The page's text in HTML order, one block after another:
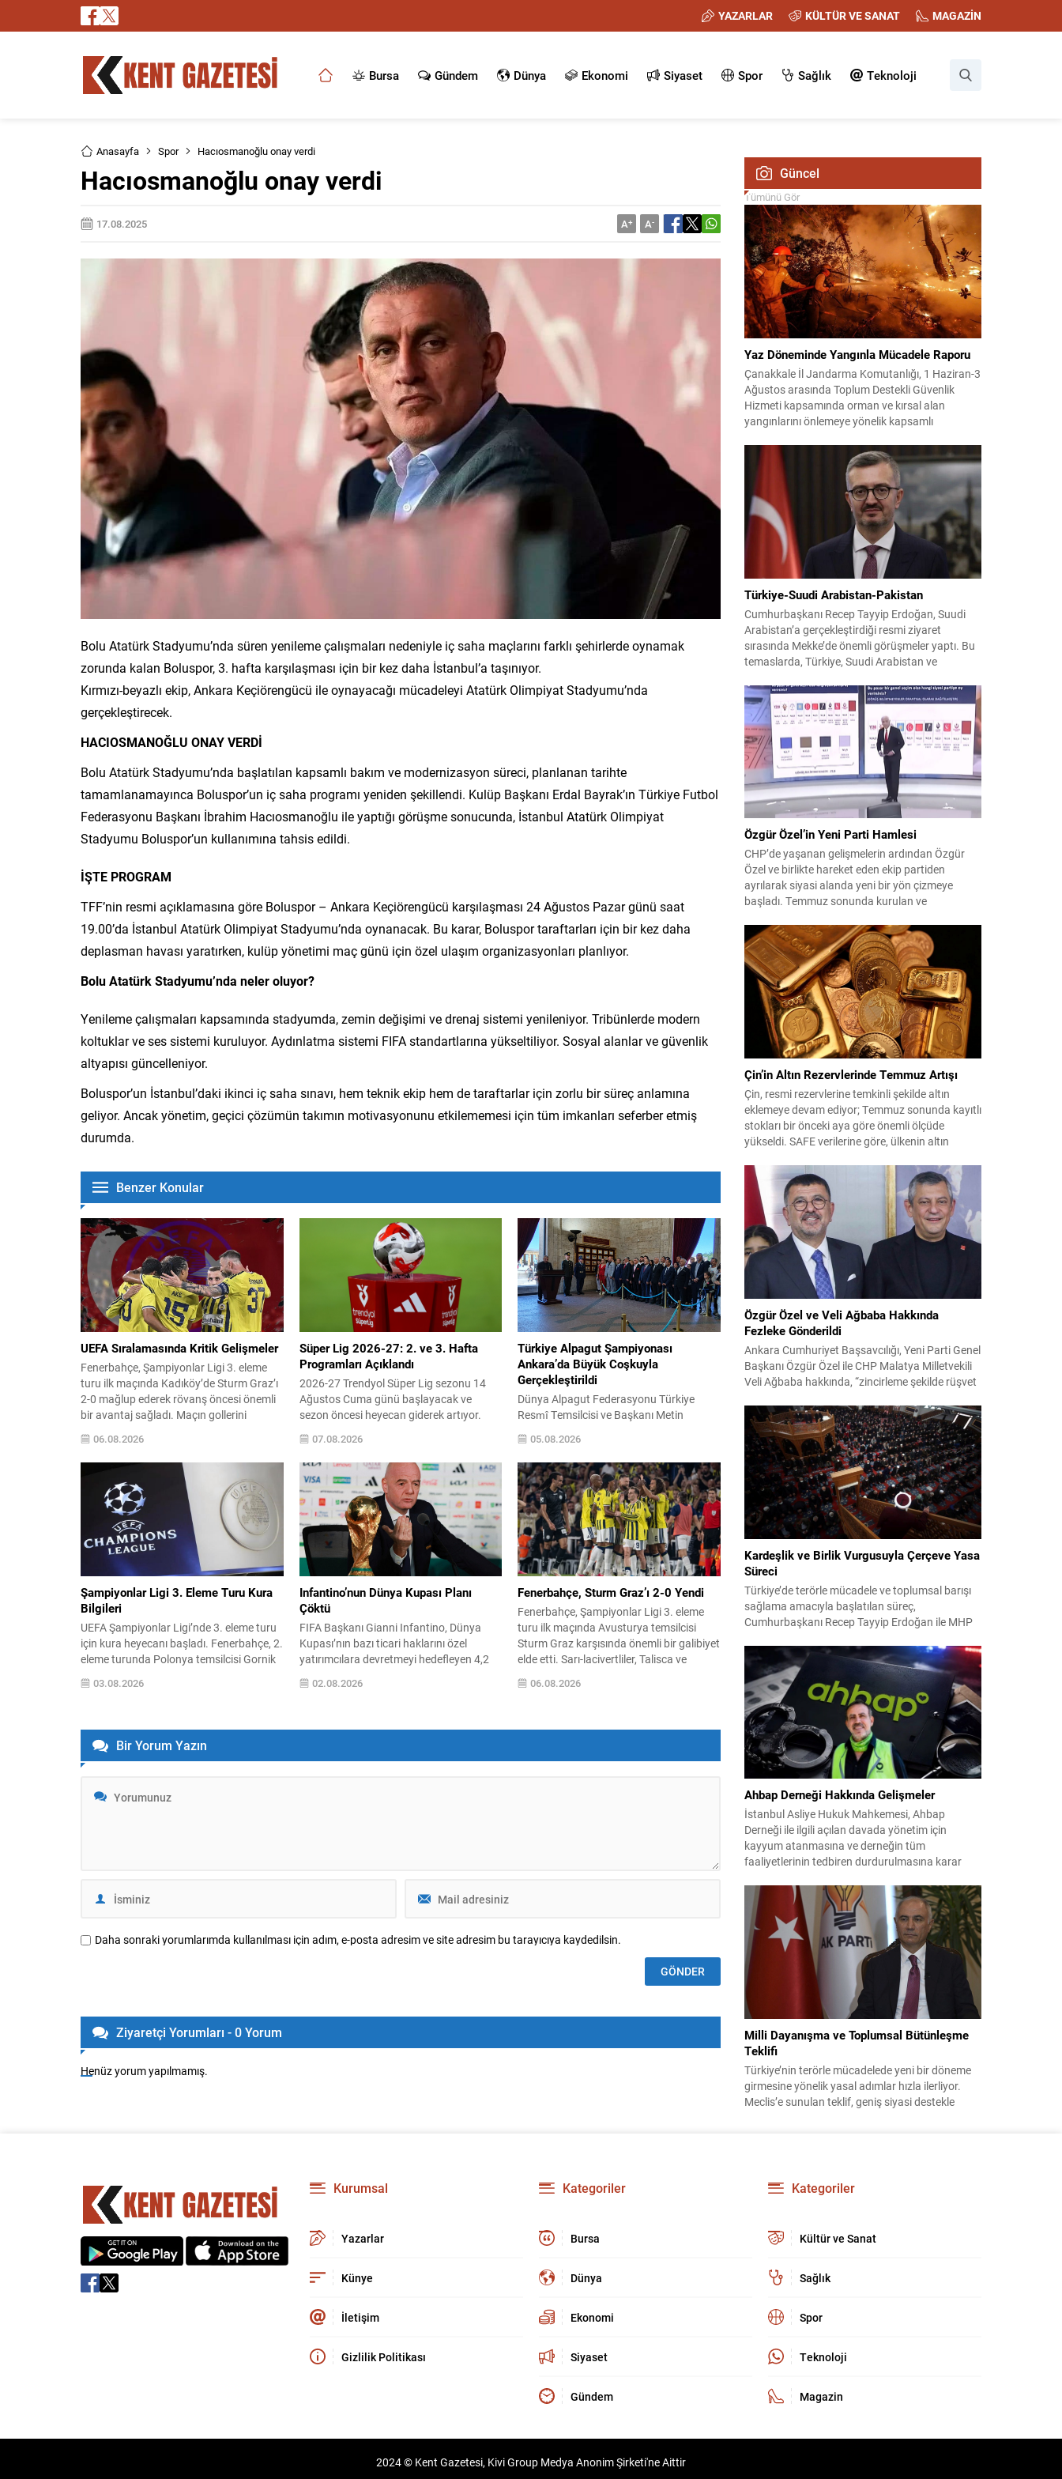
YAZARLAR KÜLTÜR VE SANAT MAGAZİN
Bursa Gündem Dünya Ekonomi Siyaset Spor Sağlık Teknoloji
Anasayfa Spor Hacıosmanoğlu onay verdi
Hacıosmanoğlu onay verdi
17.08.2025 A+ A-
Bolu Atatürk Stadyumu’nda süren yenileme çalışmaları nedeniyle iç saha maçlarını farklı şehirlerde oynamak
zorunda kalan Boluspor, 3. hafta karşılaşması için bir kez daha İstanbul’a taşınıyor.
Kırmızı-beyazlı ekip, Ankara Keçiörengücü ile oynayacağı mücadeleyi Atatürk Olimpiyat Stadyumu’nda
gerçekleştirecek.
HACIOSMANOĞLU ONAY VERDİ
Bolu Atatürk Stadyumu’nda başlatılan kapsamlı bakım ve modernizasyon süreci, planlanan tarihte
tamamlanamayınca Boluspor’un iç saha programı yeniden şekillendi. Kulüp Başkanı Erdal Bayrak’ın Türkiye Futbol
Federasyonu Başkanı İbrahim Hacıosmanoğlu ile yaptığı görüşme sonucunda, İstanbul Atatürk Olimpiyat
Stadyumu Boluspor’un kullanımına tahsis edildi.
İŞTE PROGRAM
TFF’nin resmi açıklamasına göre Boluspor – Ankara Keçiörengücü karşılaşması 24 Ağustos Pazar günü saat
19.00’da İstanbul Atatürk Olimpiyat Stadyumu’nda oynanacak. Bu karar, Boluspor taraftarları için bir kez daha
deplasman havası yaratırken, kulüp yönetimi maç günü için özel ulaşım organizasyonları planlıyor.
Bolu Atatürk Stadyumu’nda neler oluyor?
Yenileme çalışmaları kapsamında stadyumda, zemin değişimi ve drenaj sistemi yenileniyor. Tribünlerde modern
koltuklar ve ses sistemi kuruluyor. Aydınlatma sistemi FIFA standartlarına yükseltiliyor. Sosyal alanlar ve güvenlik
altyapısı güncelleniyor.
Boluspor’un İstanbul’daki ikinci iç saha sınavı, hem teknik ekip hem de taraftarlar için zorlu bir süreç anlamına
geliyor. Ancak yönetim, geçici çözümün takımın motivasyonunu etkilememesi için tüm imkanları seferber etmiş
durumda.
Benzer Konular
UEFA Sıralamasında Kritik Gelişmeler
Fenerbahçe, Şampiyonlar Ligi 3. eleme
turu ilk maçında Kadıköy’de Sturm Graz’ı
2-0 mağlup ederek rövanş öncesi önemli
bir avantaj sağladı. Maçın gollerini
Anderson Talisca ve Mason Greenwood
kaydetti; sarı-lacivertliler 11 Ağustos Salı
günü yapılacak rövanş önünde moralli.
Bu galibiyet, Türkiye’nin UEFA ülke puanı
tablosunda da etkisini hissettirebilir.
Avrupa sahnesindeki diğer...
06.08.2026
Süper Lig 2026-27: 2. ve 3. Hafta
Programları Açıklandı
2026-27 Trendyol Süper Lig sezonu 14
Ağustos Cuma günü başlayacak ve
sezon öncesi heyecan giderek artıyor.
TFF’den gelen duyuruyla birlikte, ligdeki 2.
ve 3. hafta maç takvimleri resmi olarak
paylaşıldı. Yeni sezona dair planlamalar
ve fikstür detayları taraftarlar ve kulüpler
tarafından yakından takip ediliyor.
Aşağıda TFF’nin açıkladığı 2. ve 3....
07.08.2026
Türkiye Alpagut Şampiyonası
Ankara’da Büyük Coşkuyla
Gerçekleştirildi
Dünya Alpagut Federasyonu Türkiye
Resmî Temsilcisi ve Başkanı Metin
Karadeniz: “Türkiye Alpagut
Şampiyonası, Türk Savaş Sanatlarının
Gücünü ve Birliğini Dünyaya Bir Kez Daha
Gösterdi” Dünya Alpagut Federasyonu
Türkiye Resmî Temsilciliği tarafından
organize edilen 2026 Türkiye Alpagut
Şampiyonası, 30 Temmuz–2 Ağustos
2026 tarihleri arasında Ankara Keçiören
Taha Akgül Spor Salonu’nda büyük...
05.08.2026
Şampiyonlar Ligi 3. Eleme Turu Kura
Bilgileri
UEFA Şampiyonlar Ligi’nde 3. eleme turu
için kura heyecanı başladı. Fenerbahçe, 2.
eleme turunda Polonya temsilcisi Gornik
Zabrze’yi eledikten sonra, bir sonraki
turda Avusturya ekibi Sturm Graz ile
Ağustos 2026 Pazartesi günü saat
13.00‘te İsviçre’nin Nyon kentindeki UEFA
Genel Merkezi’nde...
03.08.2026
Infantino’nun Dünya Kupası Planı
Çöktü
FIFA Başkanı Gianni Infantino, Dünya
Kupası’nın bazı ticari haklarını özel
yatırımcılara devretmeyi hedefleyen 4,2
milyar dolarlık planını geri çekmek
zorunda kalarak futbol yönetiminde ciddi
02.08.2026
Fenerbahçe, Sturm Graz’ı 2-0 Yendi
Fenerbahçe, Şampiyonlar Ligi 3. eleme
turu ilk maçında Avusturya temsilcisi
Sturm Graz karşısında önemli bir galibiyet
elde etti. Sarı-lacivertliler, Talisca ve
Greenwood’un attığı gollerle sahadan 2-0
üstün ayrıldı ve rövanş öncesi avantaj
06.08.2026
Bir Yorum Yazın
Daha sonraki yorumlarımda kullanılması için adım, e-posta adresim ve site adresim bu tarayıcıya kaydedilsin.
Ziyaretçi Yorumları - 0 Yorum
Henüz yorum yapılmamış.
Güncel
Tümünü Gör
Yaz Döneminde Yangınla Mücadele Raporu
Çanakkale İl Jandarma Komutanlığı, 1 Haziran-3
Ağustos arasında Toplum Destekli Güvenlik
Hizmeti kapsamında orman ve kırsal alan
yangınlarını önlemeye yönelik kapsamlı
görev yapan 178 tim ve 742 personel, sahada
aktif olarak halkı bilinçlendirdi ve denetim
faaliyetleri gerçekleştirdi. Faaliyetler esnasında
bin 315 biçerdöver ve balya...
Türkiye-Suudi Arabistan-Pakistan
Cumhurbaşkanı Recep Tayyip Erdoğan, Suudi
Arabistan’a gerçekleştirdiği resmi ziyaret
sırasında Mekke’de önemli görüşmeler yaptı. Bu
temaslarda, Türkiye, Suudi Arabistan ve
birliği çerçevesi oluşturuldu. Ziyaretin en somut
çıktısı, üç ülkenin imza attığı Mekke Ortak
Savunma Anlaşması oldu. Anlaşma; ortak
güvenlik yaklaşımıyla bölgesel barış, istikrar...
Özgür Özel’in Yeni Parti Hamlesi
CHP’de yaşanan gelişmelerin ardından Özgür
Özel ve birlikte hareket eden ekip partiden
ayrılarak siyasi alanda yeni bir yön çizmeye
başladı. Temmuz sonunda kurulan ve
kısa sürede muhalif medyanın gündemine girdi.
Kuruluşun hemen ardından bazı anket sonuçları
kamuoyuna yansıyınca, partinin tabanda karşılık
bulduğu iddiaları gündemi...
Çin’in Altın Rezervlerinde Temmuz Artışı
Çin, resmi rezervlerine temkinli şekilde altın
eklemeye devam ediyor; Temmuz sonunda kayıtlı
stokları bir önceki aya göre önemli ölçüde
yükseldi. SAFE verilerine göre, ülkenin altın
göstererek 76.080.000 ons seviyesine ulaştı. Bu
artış, Çin’in aylık alımlarında yıl içinde dikkat
çeken bir yükselişi temsil ediyor. Temmuz...
Özgür Özel ve Veli Ağbaba Hakkında
Fezleke Gönderildi
Ankara Cumhuriyet Başsavcılığı, Yeni Parti Genel
Başkanı Özgür Özel ile CHP Malatya Milletvekili
Veli Ağbaba hakkında, “zincirleme şekilde rüşvet
Adalet Bakanlığı’na sevk etti. Fezlekeler, 31 Mart
2024 yerel seçimleri ve 4-5 Kasım 2023’teki CHP
38. Olağan Kurultayı sürecine ilişkin iddiaları
kapsıyor. Daha önce Antalya ve İstanbul...
Kardeşlik ve Birlik Vurgusuyla Çerçeve Yasa
Süreci
Türkiye’de terörle mücadele ve toplumsal barışı
sağlama amacıyla başlatılan süreç,
Cumhurbaşkanı Recep Tayyip Erdoğan ile MHP
bir döneme girdi. Yaklaşık iki yıldır devam eden
çalışmaların ardından şimdi sürecin yasal zemini,
12 maddelik bir çerçeve yasa ile şekillendiriliyor.
Bugün komisyonda görüşülecek olan bu yasa
taslağı,...
Ahbap Derneği Hakkında Gelişmeler
İstanbul Asliye Hukuk Mahkemesi, Ahbap
Derneği ile ilgili açılan davada yönetim için
kayyum atanmasına ve derneğin tüm
faaliyetlerinin tedbiren durdurulmasına karar
kararı verilmiş olup son adım doğrudan yönetime
ilişkin bir tedbir niteliği taşıyor. İstanbul Emniyet
Müdürlüğü Mali Suçlarla Mücadele Şube
Müdürlüğü ve İstanbul...
Milli Dayanışma ve Toplumsal Bütünleşme
Teklifi
Türkiye’nin terörle mücadelede yeni bir döneme
girmesine yönelik yasal adımlar hızla ilerliyor.
Meclis’e sunulan teklif, geniş siyasi destekle
verildiğini belirterek, hem siyasi hem de
toplumsal düzeyde önemli bir destek
Kurumsal
Yazarlar
Künye
İletişim
Gizlilik Politikası
Kategoriler
Bursa
Dünya
Ekonomi
Siyaset
Gündem
Kategoriler
Kültür ve Sanat
Sağlık
Spor
Teknoloji
Magazin
2024 © Kent Gazetesi, Kivi Group Medya Anonim Şirketi'ne Aittir